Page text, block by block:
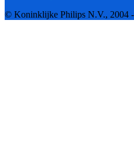
© Koninklijke Philips N.V., 2004 -